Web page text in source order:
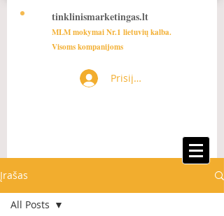
tinklinismarketingas.lt
MLM mokymai Nr.1 lietuvių kalba.
Visoms kompanijoms
Prisijungti
Įrašas
All Posts